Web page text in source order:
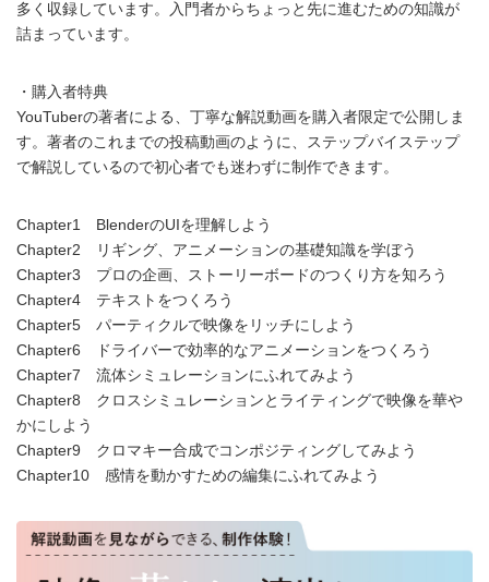
多く収録しています。入門者からちょっと先に進むための知識が
詰まっています。
・購入者特典
YouTuberの著者による、丁寧な解説動画を購入者限定で公開しま
す。著者のこれまでの投稿動画のように、ステップバイステップ
で解説しているので初心者でも迷わずに制作できます。
Chapter1 BlenderのUIを理解しよう
Chapter2 リギング、アニメーションの基礎知識を学ぼう
Chapter3 プロの企画、ストーリーボードのつくり方を知ろう
Chapter4 テキストをつくろう
Chapter5 パーティクルで映像をリッチにしよう
Chapter6 ドライバーで効率的なアニメーションをつくろう
Chapter7 流体シミュレーションにふれてみよう
Chapter8 クロスシミュレーションとライティングで映像を華や
かにしよう
Chapter9 クロマキー合成でコンポジティングしてみよう
Chapter10 感情を動かすための編集にふれてみよう